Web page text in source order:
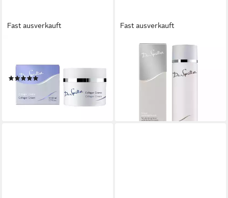
Fast ausverkauft
Collagen Creme - 50ml
(1)
(720,00 €/ 1 l)
lieferbar - in 4-5 Werktagen bei dir
Fast ausverkauft
DR. SPILLER
Gesichtspflege Dr. Spiller -
Kräuter Feuchtigkeitstonic -
200ml